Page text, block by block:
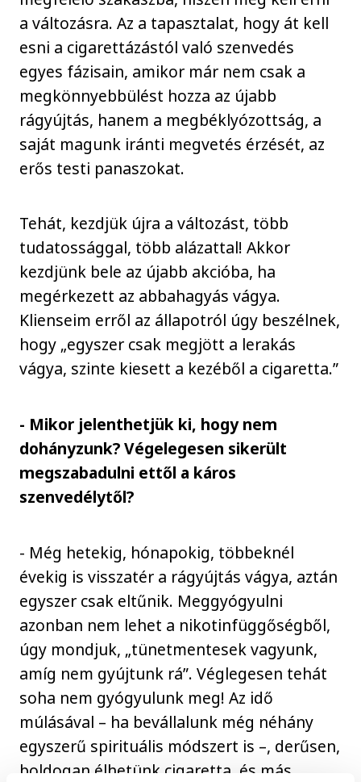
a változásra. Az a tapasztalat, hogy át kell
esni a cigarettázástól való szenvedés
egyes fázisain, amikor már nem csak a
megkönnyebbülést hozza az újabb
rágyújtás, hanem a megbéklyózottság, a
saját magunk iránti megvetés érzését, az
erős testi panaszokat.
Tehát, kezdjük újra a változást, több
tudatossággal, több alázattal! Akkor
kezdjünk bele az újabb akcióba, ha
megérkezett az abbahagyás vágya.
Klienseim erről az állapotról úgy beszélnek,
hogy „egyszer csak megjött a lerakás
vágya, szinte kiesett a kezéből a cigaretta.”
- Mikor jelenthetjük ki, hogy nem
dohányzunk? Végelegesen sikerült
megszabadulni ettől a káros
szenvedélytől?
- Még hetekig, hónapokig, többeknél
évekig is visszatér a rágyújtás vágya, aztán
egyszer csak eltűnik. Meggyógyulni
azonban nem lehet a nikotinfüggőségből,
úgy mondjuk, „tünetmentesek vagyunk,
amíg nem gyújtunk rá”. Véglegesen tehát
soha nem gyógyulunk meg! Az idő
múlásával – ha bevállalunk még néhány
egyszerű spirituális módszert is –, derűsen,
boldogan élhetünk cigaretta, és más